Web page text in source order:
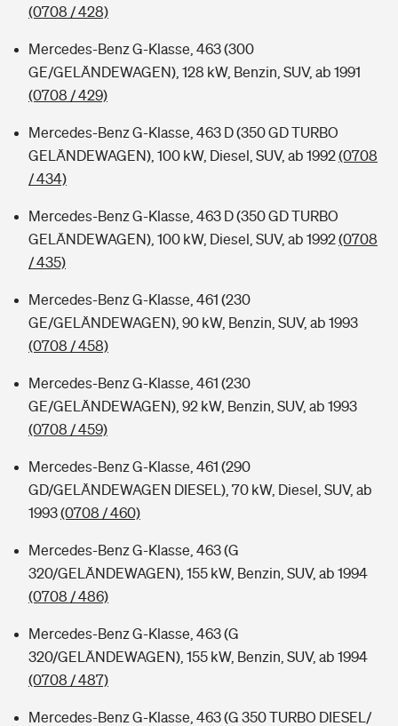
(0708 / 428)
Mercedes-Benz G-Klasse, 463 (300
GE/GELÄNDEWAGEN), 128 kW, Benzin, SUV, ab 1991
(0708 / 429)
Mercedes-Benz G-Klasse, 463 D (350 GD TURBO
GELÄNDEWAGEN), 100 kW, Diesel, SUV, ab 1992(0708
/ 434)
Mercedes-Benz G-Klasse, 463 D (350 GD TURBO
GELÄNDEWAGEN), 100 kW, Diesel, SUV, ab 1992(0708
/ 435)
Mercedes-Benz G-Klasse, 461 (230
GE/GELÄNDEWAGEN), 90 kW, Benzin, SUV, ab 1993
(0708 / 458)
Mercedes-Benz G-Klasse, 461 (230
GE/GELÄNDEWAGEN), 92 kW, Benzin, SUV, ab 1993
(0708 / 459)
Mercedes-Benz G-Klasse, 461 (290
GD/GELÄNDEWAGEN DIESEL), 70 kW, Diesel, SUV, ab
1993(0708 / 460)
Mercedes-Benz G-Klasse, 463 (G
320/GELÄNDEWAGEN), 155 kW, Benzin, SUV, ab 1994
(0708 / 486)
Mercedes-Benz G-Klasse, 463 (G
320/GELÄNDEWAGEN), 155 kW, Benzin, SUV, ab 1994
(0708 / 487)
Mercedes-Benz G-Klasse, 463 (G 350 TURBO DIESEL/